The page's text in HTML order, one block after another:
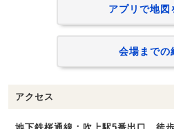
アプリで地図
会場までの
アクセス